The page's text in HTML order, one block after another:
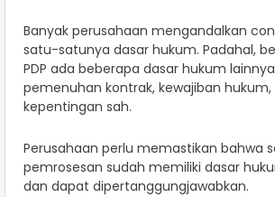
Banyak perusahaan mengandalkan
satu-satunya dasar hukum. Padahal,
PDP ada beberapa dasar hukum
pemenuhan kontrak, kewajiban hukum,
kepentingan sah.
Perusahaan perlu memastikan bahwa
pemrosesan sudah memiliki dasar
dan dapat dipertanggungjawabkan.